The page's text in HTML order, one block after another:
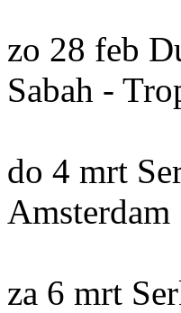
zo 28 feb
Sabah -
do 4 mrt
Amsterdam
za 6 mrt